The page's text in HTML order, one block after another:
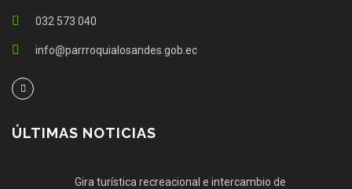
032 573 040
info@parrroquialosandes.gob.ec
ÚLTIMAS NOTICIAS
Gira turística recreacional e intercambio de